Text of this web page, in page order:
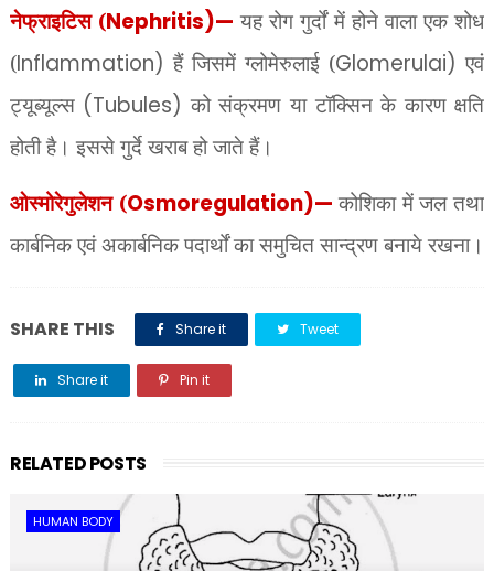
नेफ्राइटिस (Nephritis)— यह रोग गुर्दों में होने वाला एक शोध
(Inflammation) हैं जिसमें ग्लोमेरुलाई (Glomerulai)एवं
ट्यूब्यूल्स (Tubules) को संक्रमण या टॉक्सिन के कारण क्षति
होती है। इससे गुर्दे खराब हो जाते हैं।
ओस्मोरेगुलेशन (Osmoregulation)— कोशिका में जल तथा
कार्बनिक एवं अकार्बनिक पदार्थों का समुचित सान्द्रण बनाये रखना।
SHARE THIS Share it Tweet
Share it Pin it
RELATED POSTS
HUMAN BODY